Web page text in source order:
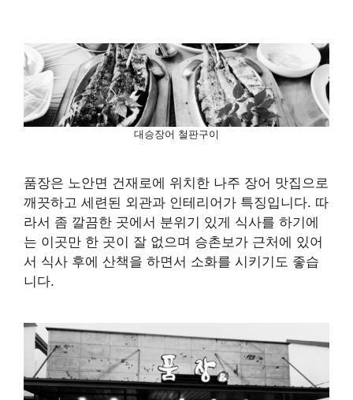
대승장어 철판구이
품장은 노안면 건재로에 위치한 나주 장어 맛집으로
깨끗하고 세련된 외관과 인테리어가 특징입니다. 따
라서 좀 깔끔한 곳에서 분위기 있게 식사를 하기에
는 이곳만 한 곳이 잘 없으며 승촌보가 근처에 있어
서 식사 후에 산책을 하면서 소화를 시키기도 좋습
니다.